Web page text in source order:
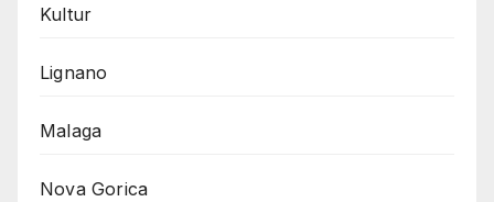
Kultur
Lignano
Malaga
Nova Gorica